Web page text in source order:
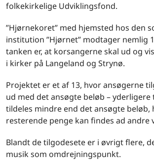
folkekirkelige Udviklingsfond.
”Hjørnekoret” med hjemsted hos den
institution ”Hjørnet” modtager nemlig
tanken er, at korsangerne skal ud og
i kirker på Langeland og Strynø.
Projektet er et af 13, hvor ansøgerne
ud med det ansøgte beløb – yderligere
tildeles mindre end det ansøgte beløb,
resterende penge kan findes ad andre
Blandt de tilgodesete er i øvrigt flere,
musik som omdrejningspunkt.